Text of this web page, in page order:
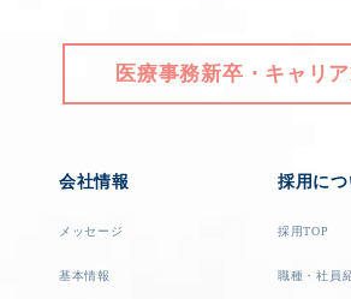
医療事務新卒・キャリ
会社情報
メッセージ
基本情報
採用につ
採用TOP
職種・社員